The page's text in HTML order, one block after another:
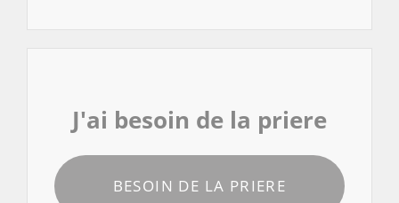
J'ai besoin de la priere
BESOIN DE LA PRIERE